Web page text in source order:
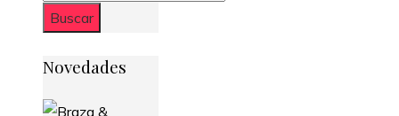
Novedades